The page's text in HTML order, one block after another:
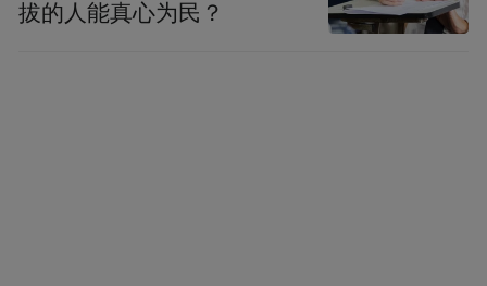
拔的人能真心为民？